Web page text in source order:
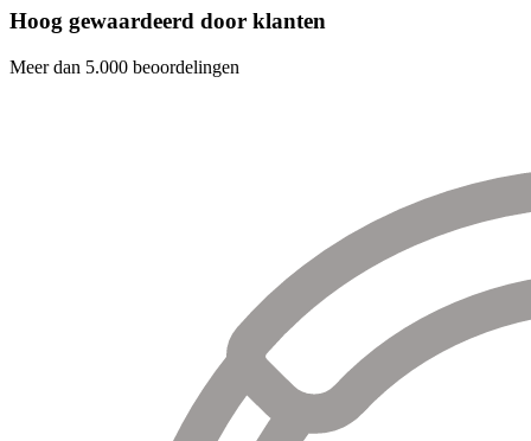
Hoog gewaardeerd door klanten
Meer dan 5.000 beoordelingen